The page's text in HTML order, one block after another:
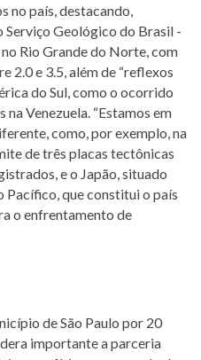
no país, destacando,
Geológico do Brasil -
Rio Grande do Norte, com
2.0 e 3.5, além de “reflexos
do Sul, como o ocorrido
Venezuela. “Estamos em
como, por exemplo, na
de três placas tectônicas
e o Japão, situado
Pacífico, que constitui o país
o enfrentamento de
de São Paulo por 20
importante a parceria